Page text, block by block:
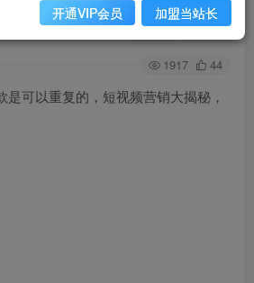
关注 私信
1917 44
可以重复的，短视频营销大揭秘，
开通VIP会员 加盟当站长